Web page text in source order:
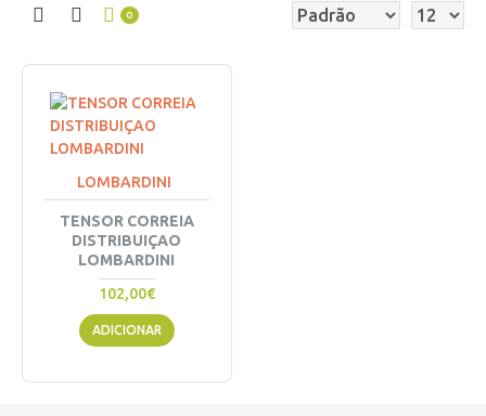
0
LOMBARDINI
TENSOR CORREIA
DISTRIBUIÇAO
LOMBARDINI
102,00€
ADICIONAR